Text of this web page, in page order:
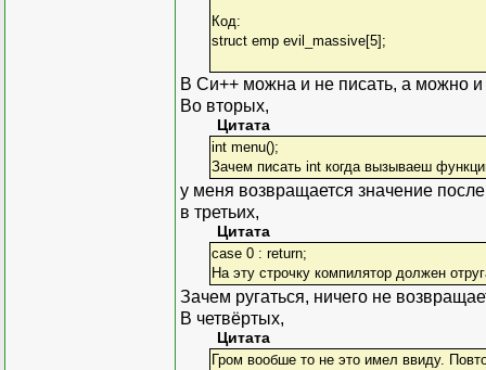
<<x_bizmas-
<<x_bizmas-
<<x_bizmas-
getch();
}
#ifndef __menu__
#define __menu__
int menu();
#endif
#ifndef __s_emp__
#define __s_emp__
struct emp{
Код:
struct emp evil_massive[5];
В Си++ можна и не писать, а можно и
Во вторых,
Цитата
int menu();
Зачем писать int когда вызываеш
у меня возвращается значение
в третьих,
Цитата
case 0 : return;
На эту строчку компилятор должен
Зачем ругаться, ничего не
В четвёртых,
Цитата
Гром вообше то не это имел ввиду.